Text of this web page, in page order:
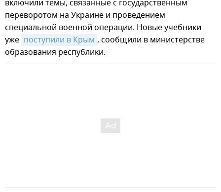
включили темы, связанные с государственным
переворотом на Украине и проведением
специальной военной операции. Новые учебники
уже поступили в Крым , сообщили в министерстве
образования республики.